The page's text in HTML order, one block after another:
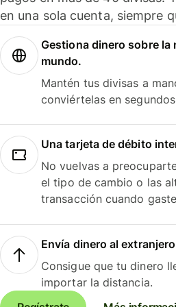
en una sola cuenta, siempre
Gestiona dinero sobre la
mundo.
Mantén tus divisas a
conviértelas en
Una tarjeta de débito
No vuelvas a
el tipo de cambio o las
transacción cuando
Envía dinero al
Consigue que tu dinero
importar la distancia.